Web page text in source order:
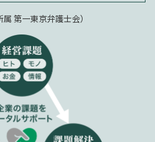
第一東京弁護士会）